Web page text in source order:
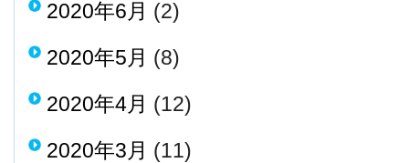
2020年6月 (2)
2020年5月 (8)
2020年4月 (12)
2020年3月 (11)